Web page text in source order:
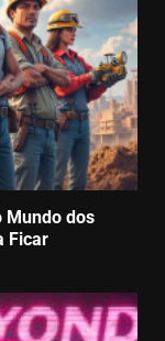
Mundo dos
Ficar
Simulator:
se
Game
da
de um